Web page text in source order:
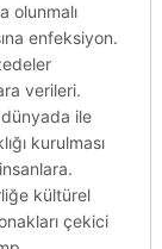
olunmalı
enfeksiyon.
verileri.
dünyada ile
kurulması
kültürel
çekici